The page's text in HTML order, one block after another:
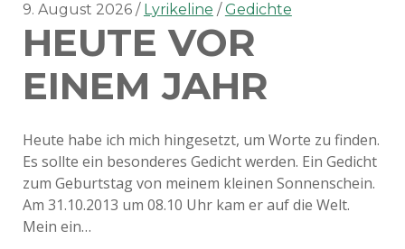
9. August 2026 Lyrikeline Gedichte
HEUTE VOR
EINEM JAHR
Heute habe ich mich hingesetzt, um Worte zu finden.
Es sollte ein besonderes Gedicht werden. Ein Gedicht
zum Geburtstag von meinem kleinen Sonnenschein.
Am 31.10.2013 um 08.10 Uhr kam er auf die Welt.
Mein ein…